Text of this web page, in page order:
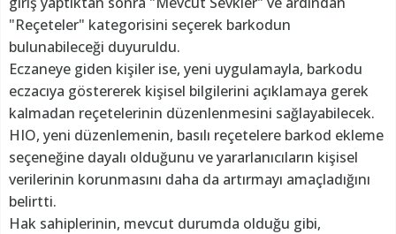
"Reçeteler" kategorisini seçerek barkodun
bulunabileceği duyuruldu.
Eczaneye giden kişiler ise, yeni uygulamayla, barkodu
eczacıya göstererek kişisel bilgilerini açıklamaya gerek
kalmadan reçetelerinin düzenlenmesini sağlayabilecek.
HIO, yeni düzenlemenin, basılı reçetelere barkod ekleme
seçeneğine dayalı olduğunu ve yararlanıcıların kişisel
verilerinin korunmasını daha da artırmayı amaçladığını
belirtti.
Hak sahiplerinin, mevcut durumda olduğu gibi,